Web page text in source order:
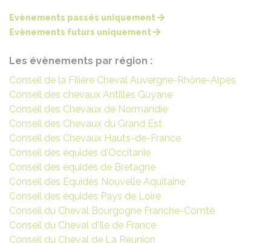
Evènements passés uniquement
Evènements futurs uniquement
Les évènements par région :
Conseil de la Filière Cheval Auvergne-Rhône-Alpes
Conseil des chevaux Antilles Guyane
Conseil des Chevaux de Normandie
Conseil des Chevaux du Grand Est
Conseil des Chevaux Hauts-de-France
Conseil des équidés d'Occitanie
Conseil des équidés de Bretagne
Conseil des Équidés Nouvelle Aquitaine
Conseil des équidés Pays de Loire
Conseil du Cheval Bourgogne Franche-Comté
Conseil du Cheval d'Ile de France
Conseil du Cheval de La Réunion